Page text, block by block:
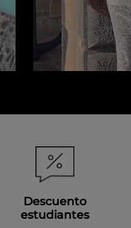
Descuento
estudiantes